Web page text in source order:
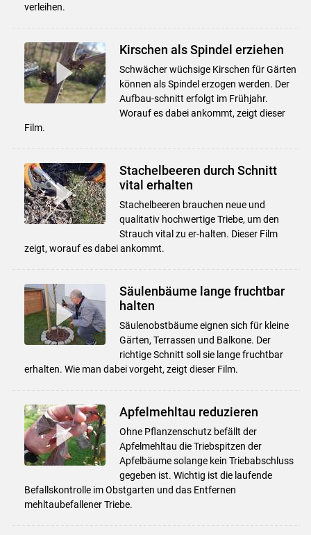
verleihen.
Kirschen als Spindel erziehen
Schwächer wüchsige Kirschen für Gärten
können als Spindel erzogen werden. Der
Aufbau-schnitt erfolgt im Frühjahr.
Worauf es dabei ankommt, zeigt dieser
Film.
Stachelbeeren durch Schnitt
vital erhalten
Stachelbeeren brauchen neue und
qualitativ hochwertige Triebe, um den
Strauch vital zu er-halten. Dieser Film
zeigt, worauf es dabei ankommt.
Säulenbäume lange fruchtbar
halten
Säulenobstbäume eignen sich für kleine
Gärten, Terrassen und Balkone. Der
richtige Schnitt soll sie lange fruchtbar
erhalten. Wie man dabei vorgeht, zeigt dieser Film.
Apfelmehltau reduzieren
Ohne Pflanzenschutz befällt der
Apfelmehltau die Triebspitzen der
Apfelbäume solange kein Triebabschluss
gegeben ist. Wichtig ist die laufende
Befallskontrolle im Obstgarten und das Entfernen
mehltaubefallener Triebe.